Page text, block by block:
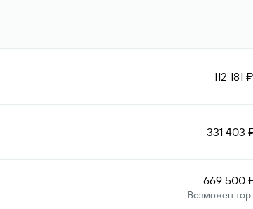
112 181 ₽
331 403
669 500
Возможен